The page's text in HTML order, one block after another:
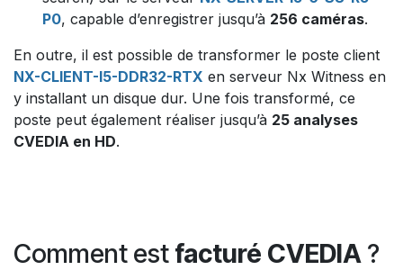
P0, capable d’enregistrer jusqu’à 256 caméras.
En outre, il est possible de transformer le poste client
NX-CLIENT-I5-DDR32-RTX en serveur Nx Witness en
y installant un disque dur. Une fois transformé, ce
poste peut également réaliser jusqu’à 25 analyses
CVEDIA en HD.
Comment est facturé CVEDIA ?